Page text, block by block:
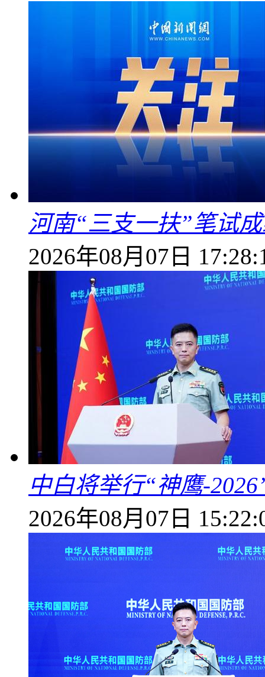
河南“三支一扶”笔试
2026年08月07日
中白将举行“神鹰-
2026年08月07日